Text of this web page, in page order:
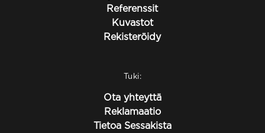
Referenssit
Kuvastot
Rekisteröidy
Tuki:
Ota yhteyttä
Reklamaatio
Tietoa Sessakista